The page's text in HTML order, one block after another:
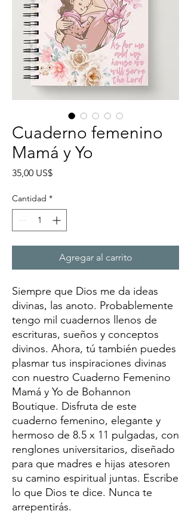
Cuaderno femenino
Mamá y Yo
35,00 US$Precio
Cantidad *
Agregar al carrito
Siempre que Dios me da ideas
divinas, las anoto. Probablemente
tengo mil cuadernos llenos de
escrituras, sueños y conceptos
divinos. Ahora, tú también puedes
plasmar tus inspiraciones divinas
con nuestro Cuaderno Femenino
Mamá y Yo de Bohannon
Boutique. Disfruta de este
cuaderno femenino, elegante y
hermoso de 8.5 x 11 pulgadas, con
renglones universitarios, diseñado
para que madres e hijas atesoren
su camino espiritual juntas. Escribe
lo que Dios te dice. Nunca te
arrepentirás.